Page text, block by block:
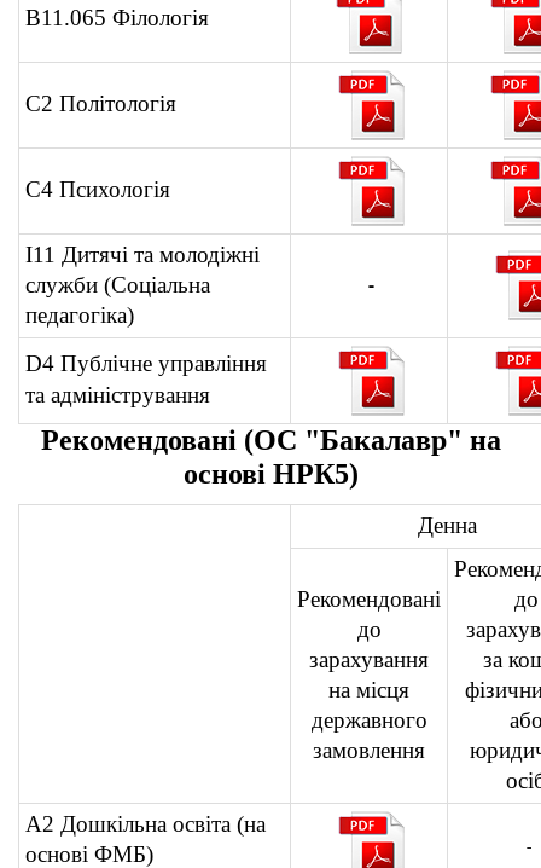
В11.065 Філологія
С2 Політологія
С4 Психологія
І11 Дитячі та молодіжні
служби (Соціальна
педагогіка)
-
D4 Публічне управління
та адміністрування
Рекомендовані (ОС "Бакалавр" на
основі НРК5)
Денна
Рекомендовані
до
зарахування
на місця
державного
замовлення
до
за
А2 Дошкільна освіта (на
основі ФМБ)
-